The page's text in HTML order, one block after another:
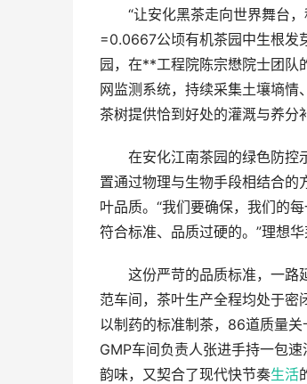
“让安化黑茶走向世界舞台，
=0.0667公顷有机茶园中生根发
园，在**工程院陈宗懋院士团队
网监测系统，持续采集土壤墒
茶树提供恰到好处的灌溉与养分
在安化江南茶园的绿色防控示
置通过物理与生物手段相结合
叶品质。“我们要确保，我们的
符合标准、品质过硬的。”理想华
这份严苛的品质标准，一路
范车间，茶叶生产全程均处于密
以制药的标准制茶，86道质量
GMP车间负责人张进手持一包
韵味，又契合了现代快节奏生活